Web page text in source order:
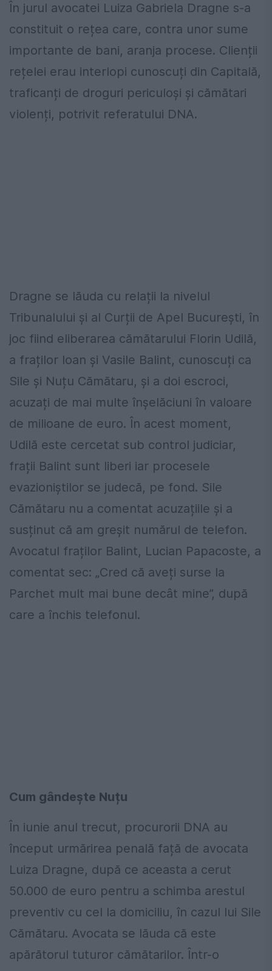
În jurul avocatei Luiza Gabriela Dragne s-a
constituit o rețea care, contra unor sume
importante de bani, aranja procese. Clienții
rețelei erau interlopi cunoscuți din Capitală,
traficanți de droguri periculoși și cămătari
violenți, potrivit referatului DNA.
Dragne se lăuda cu relații la nivelul
Tribunalului și al Curții de Apel București, în
joc fiind eliberarea cămătarului Florin Udilă,
a fraților Ioan și Vasile Balint, cunoscuți ca
Sile și Nuțu Cămătaru, și a doi escroci,
acuzați de mai multe înșelăciuni în valoare
de milioane de euro. În acest moment,
Udilă este cercetat sub control judiciar,
frații Balint sunt liberi iar procesele
evazioniștilor se judecă, pe fond. Sile
Cămătaru nu a comentat acuzațiile și a
susținut că am greșit numărul de telefon.
Avocatul fraților Balint, Lucian Papacoste, a
comentat sec: „Cred că aveți surse la
Parchet mult mai bune decât mine”, după
care a închis telefonul.
Cum gândește Nuțu
În iunie anul trecut, procurorii DNA au
început urmărirea penală față de avocata
Luiza Dragne, după ce aceasta a cerut
50.000 de euro pentru a schimba arestul
preventiv cu cel la domiciliu, în cazul lui Sile
Cămătaru. Avocata se lăuda că este
apărătorul tuturor cămătarilor. Într-o